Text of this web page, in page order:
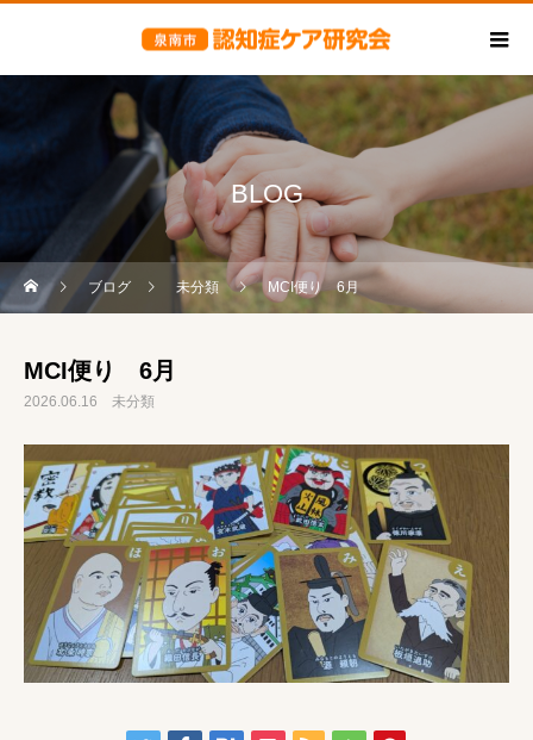
BLOG
ブログ 未分類 MCI便り 6月
MCI便り 6月
2026.06.16 未分類